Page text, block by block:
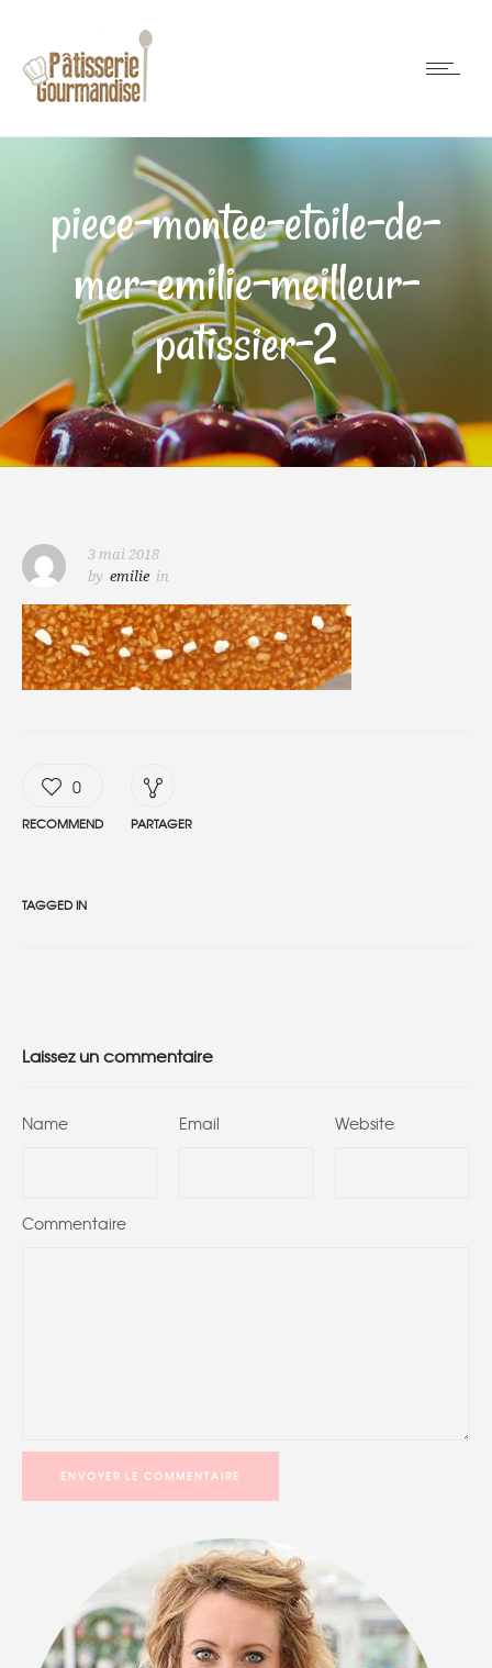
piece-montee-etoile-de-
mer-emilie-meilleur-
patissier-2
3 mai 2018
by emilie in
0
RECOMMEND PARTAGER
TAGGED IN
Laissez un commentaire
Name Email Website
Commentaire
ENVOYER LE COMMENTAIRE